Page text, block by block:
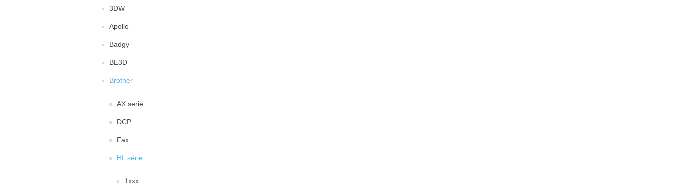
3DW
Apollo
Badgy
BE3D
Brother
AX serie
DCP
Fax
HL série
1xxx